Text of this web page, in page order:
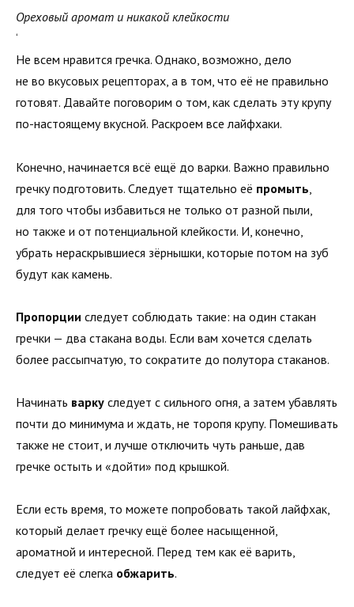
Ореховый аромат и никакой клейкости
‘
Не всем нравится гречка. Однако, возможно, дело
не во вкусовых рецепторах, а в том, что её не правильно
готовят. Давайте поговорим о том, как сделать эту крупу
по-настоящему вкусной. Раскроем все лайфхаки.
Конечно, начинается всё ещё до варки. Важно правильно
гречку подготовить. Следует тщательно её промыть
для того чтобы избавиться не только от разной пыли,
но также и от потенциальной клейкости. И, конечно,
убрать нераскрывшиеся зёрнышки, которые потом на зуб
будут как камень.
Пропорции следует соблюдать такие: на один стакан
гречки — два стакана воды. Если вам хочется сделать
более рассыпчатую, то сократите до полутора стаканов.
Начинать варку следует с сильного огня, а затем убавлять
почти до минимума и ждать, не торопя крупу. Помешивать
также не стоит, и лучше отключить чуть раньше, дав
гречке остыть и «дойти» под крышкой.
Если есть время, то можете попробовать такой лайфхак,
который делает гречку ещё более насыщенной,
ароматной и интересной. Перед тем как её варить,
следует её слегка обжарить.